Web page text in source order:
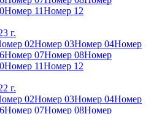
Номер 11Номер 12
г.
02Номер 03Номер 04Номер
Номер 07Номер 08Номер
Номер 11Номер 12
г.
02Номер 03Номер 04Номер
Номер 07Номер 08Номер